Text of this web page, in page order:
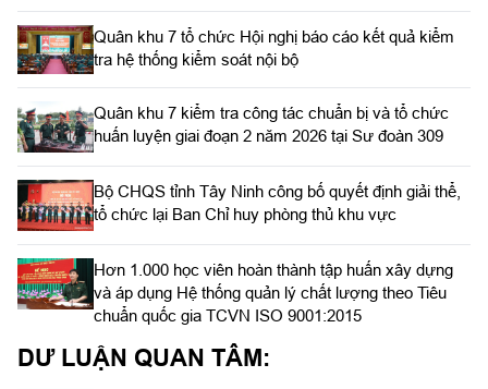
Quân khu 7 tổ chức Hội nghị báo cáo kết quả kiểm
tra hệ thống kiểm soát nội bộ
Quân khu 7 kiểm tra công tác chuẩn bị và tổ chức
huấn luyện giai đoạn 2 năm 2026 tại Sư đoàn 309
Bộ CHQS tỉnh Tây Ninh công bố quyết định giải thể,
tổ chức lại Ban Chỉ huy phòng thủ khu vực
Hơn 1.000 học viên hoàn thành tập huấn xây dựng
và áp dụng Hệ thống quản lý chất lượng theo Tiêu
chuẩn quốc gia TCVN ISO 9001:2015
DƯ LUẬN QUAN TÂM: